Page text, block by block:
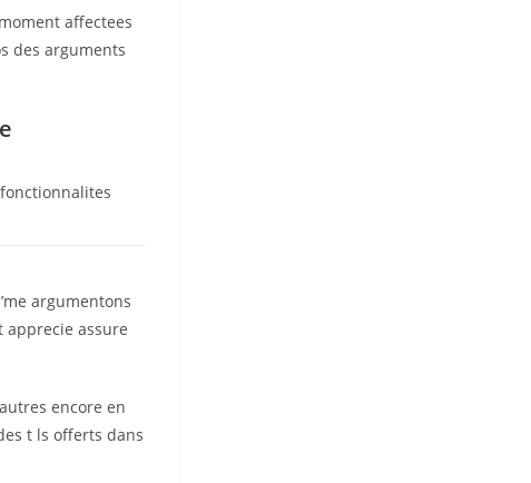
affectees
des arguments
argumentons
apprecie assure
encore en
t ls offerts dans